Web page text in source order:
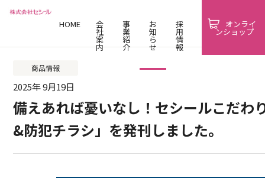
HOME 会
社
案
内
事
業
紹
介
お
知
ら
せ
採
用
情
報
オンライ
ンショップ
商品情報
2025年 9月19日
備えあれば憂いなし！セシールこだわ
&防犯チラシ」を発刊しました。